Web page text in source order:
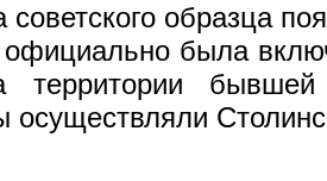
советского образца
официально была
территории